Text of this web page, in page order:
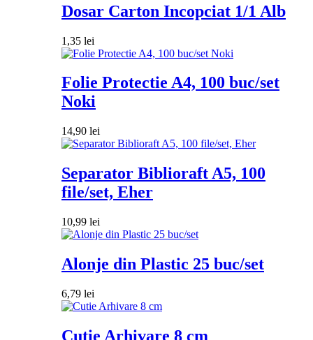
Dosar Carton Incopciat 1/1 Alb
1,35 lei
Folie Protectie A4, 100 buc/set
Noki
14,90 lei
Separator Biblioraft A5, 100
file/set, Eher
10,99 lei
Alonje din Plastic 25 buc/set
6,79 lei
Cutie Arhivare 8 cm